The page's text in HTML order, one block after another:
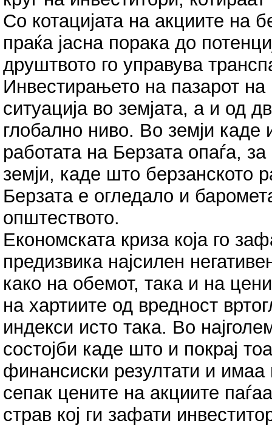
Со котацијата на акциите на
праќа јасна порака до
друштвото го управува
Инвестирањето на пазарот на
ситуација во земјата, а и од
глобално ниво. Во земји каде
работата на Берзата опаѓа,
земји, каде што берзанското
Берзата е огледало и
општеството.
Економската криза која го
предизвика најсилен
како на обемот, така и на
на хартиите од вредност
индекси исто така. Во
состојби каде што и покрај
финансиски резултати и
сепак цените на акциите
страв кој ги зафати